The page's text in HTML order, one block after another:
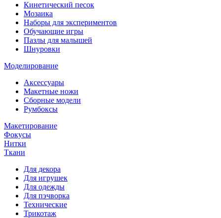
Кинетический песок
Мозаика
Наборы для экспериментов
Обучающие игры
Пазлы для малышей
Шнуровки
Моделирование
Аксессуары
Макетные ножи
Сборные модели
Румбоксы
Макетирование
Фокусы
Нитки
Ткани
Для декора
Для игрушек
Для одежды
Для пэчворка
Технические
Трикотаж